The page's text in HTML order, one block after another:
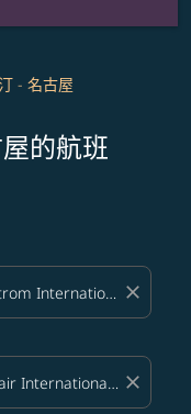
- 名古屋
的航班
close
close
選條件。